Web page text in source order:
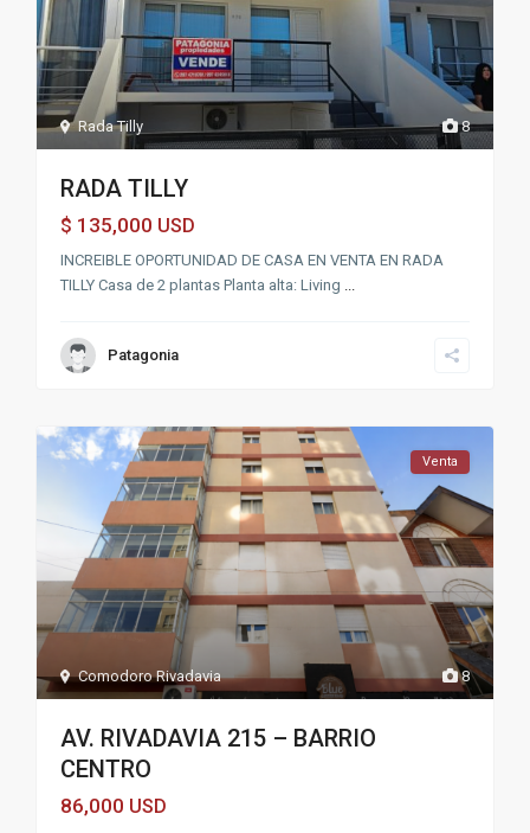
8
Rada Tilly
RADA TILLY
$ 135,000 USD
INCREIBLE OPORTUNIDAD DE CASA EN VENTA EN RADA
TILLY Casa de 2 plantas Planta alta: Living ...
Patagonia
8
Comodoro Rivadavia
Venta
AV. RIVADAVIA 215 – BARRIO
CENTRO
86,000 USD